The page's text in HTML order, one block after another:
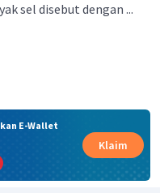
sel disebut dengan ...
E-Wallet
Klaim